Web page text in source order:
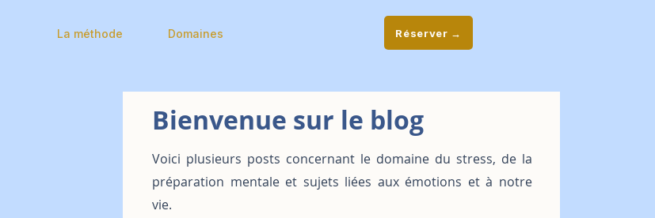
La méthode Domaines Réserver →
Bienvenue sur le blog
Voici plusieurs posts concernant le domaine du stress, de la
préparation mentale et sujets liées aux émotions et à notre
vie.